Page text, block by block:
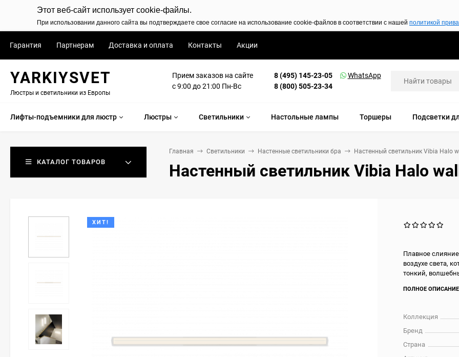
Этот веб-сайт использует cookie-файлы.
При использовании данного сайта вы подтверждаете свое согласие на использование cookie-файлов в соответствии с нашей политикой
Гарантия Партнерам Доставка и оплата Контакты Акции
YARKIYSVET
Люстры и светильники из Европы
Прием заказов на сайте
с 9:00 до 21:00 Пн-Вс
8 (495) 145-23-05
8 (800) 505-23-34
WhatsApp
Лифты-подъемники для люстр Люстры Светильники Настольные лампы Торшеры Подсветки
КАТАЛОГ ТОВАРОВ
Главная Светильники Настенные светильники бра Настенный светильник Vibia Halo
Настенный светильник Vibia Halo
ХИТ!
Плавное
воздухе света,
тонкий,
ПОЛНОЕ ОПИСАНИЕ
Коллекция
Бренд
Страна